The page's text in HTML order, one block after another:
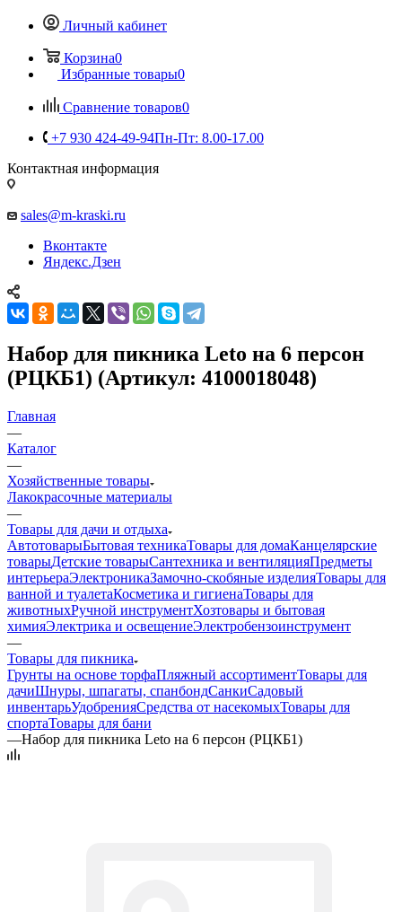
Личный кабинет
Корзина0
Избранные товары0
Сравнение товаров0
+7 930 424-49-94Пн-Пт: 8.00-17.00
Контактная информация
sales@m-kraski.ru
Вконтакте
Яндекс.Дзен
Набор для пикника Leto на 6 персон
(РЦКБ1) (Артикул: 4100018048)
Главная
—
Каталог
—
Хозяйственные товары
Лакокрасочные материалы
—
Товары для дачи и отдыха
АвтотоварыБытовая техникаТовары для домаКанцелярские
товарыДетские товарыСантехника и вентиляцияПредметы
интерьераЭлектроникаЗамочно-скобяные изделияТовары для
ванной и туалетаКосметика и гигиенаТовары для
животныхРучной инструментХозтовары и бытовая
химияЭлектрика и освещениеЭлектробензоинструмент
—
Товары для пикника
Грунты на основе торфаПляжный ассортиментТовары для
дачиШнуры, шпагаты, спанбондСанкиСадовый
инвентарьУдобренияСредства от насекомыхТовары для
спортаТовары для бани
—Набор для пикника Leto на 6 персон (РЦКБ1)